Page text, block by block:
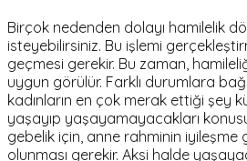
Birçok nedenden dolayı hamilelik
isteyebilirsiniz. Bu işlemi
geçmesi gerekir. Bu zaman,
uygun görülür. Farklı durumlara
kadınların en çok merak ettiği şey
yaşayıp yaşayamayacakları
gebelik için, anne rahminin
olunması gerekir. Aksi halde